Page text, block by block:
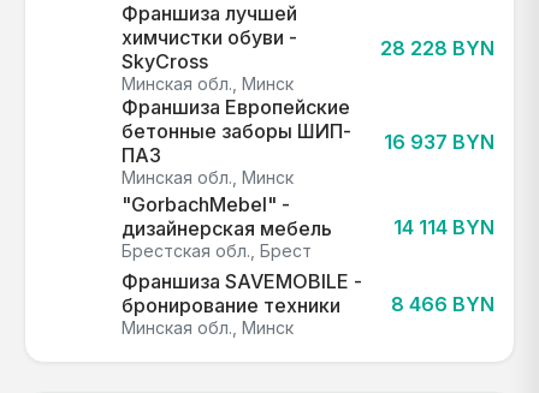
Франшиза лучшей
химчистки обуви -
SkyCross
Минская обл., Минск
28 228 BYN
Франшиза Европейские
бетонные заборы ШИП-
ПАЗ
Минская обл., Минск
16 937 BYN
"GorbachMebel" -
дизайнерская мебель
Брестская обл., Брест
14 114 BYN
Франшиза SAVEMOBILE -
бронирование техники
Минская обл., Минск
8 466 BYN